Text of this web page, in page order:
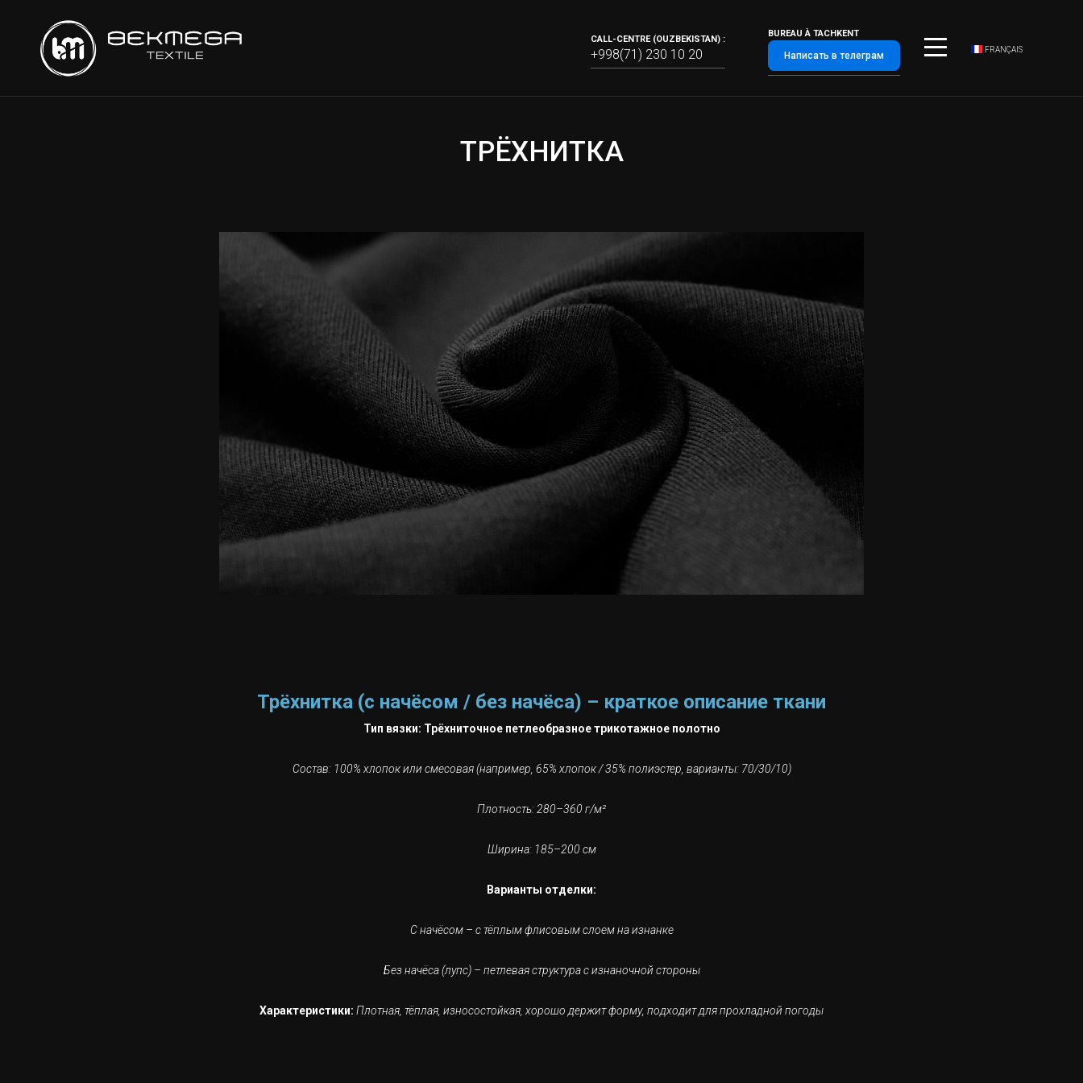
FRANÇAIS
CALL-CENTRE (OUZBEKISTAN) :
+998(71) 230 10 20
BUREAU À TACHKENT
Написать в телеграм
ТРЁХНИТКА
Трёхнитка (с начёсом / без начёса) – краткое описание ткани
Тип вязки: Трёхниточное петлеобразное трикотажное полотно
Состав: 100% хлопок или смесовая (например, 65% хлопок / 35% полиэстер, варианты: 70/30/10)
Плотность: 280–360 г/м²
Ширина: 185–200 см
Варианты отделки:
С начёсом – с тёплым флисовым слоем на изнанке
Без начёса (лупс) – петлевая структура с изнаночной стороны
Характеристики: Плотная, тёплая, износостойкая, хорошо держит форму, подходит для прохладной погоды